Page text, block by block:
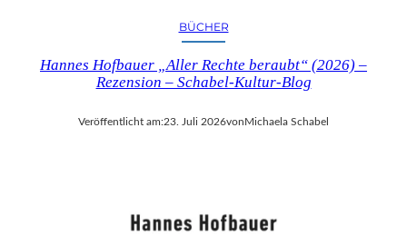
BÜCHER
Hannes Hofbauer „Aller Rechte beraubt“ (2026) –
Rezension – Schabel-Kultur-Blog
Veröffentlicht am:23. Juli 2026vonMichaela Schabel